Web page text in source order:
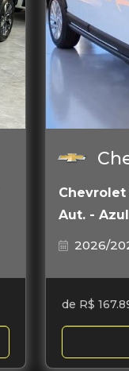
Chevrolet
Aut. -
2026/
de R$